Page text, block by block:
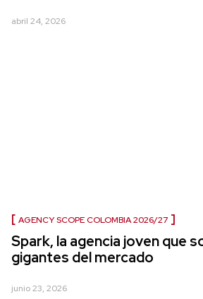
abril 24, 2026
AGENCY SCOPE COLOMBIA 2026/27
Spark, la agencia joven que
gigantes del mercado
junio 23, 2026